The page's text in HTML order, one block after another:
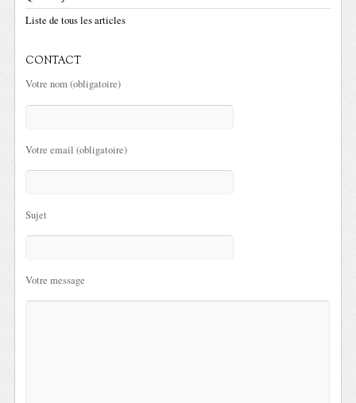
Liste de tous les articles
CONTACT
Votre nom (obligatoire)
Votre email (obligatoire)
Sujet
Votre message